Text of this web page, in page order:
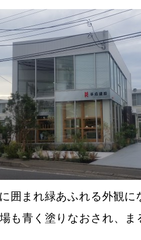
囲まれ緑あふれる外観に
も青く塗りなおされ、